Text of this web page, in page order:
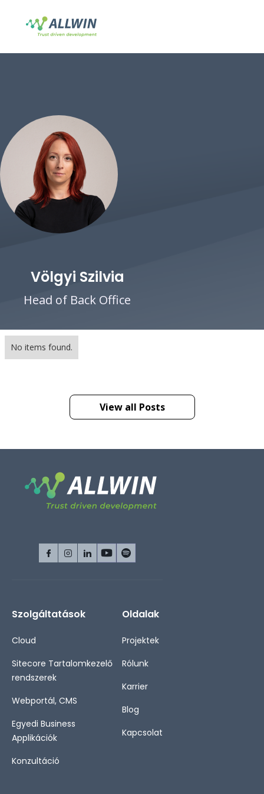
Völgyi Szilvia
Head of Back Office
No items found.
View all Posts
Szolgáltatások
Cloud
Sitecore Tartalomkezelő
rendszerek
Webportál, CMS
Egyedi Business
Applikációk
Konzultáció
Oldalak
Projektek
Rólunk
Karrier
Blog
Kapcsolat